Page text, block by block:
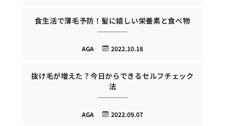
食生活で薄毛予防！髪に嬉しい栄養素と食べ物
2022.10.18
AGA
抜け毛が増えた？今日からできるセルフチェック
法
2022.09.07
AGA